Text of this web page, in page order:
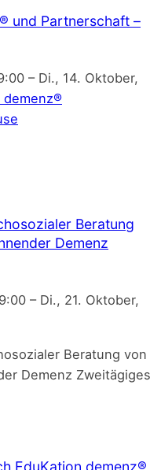
und Partnerschaft –
– Di., 14. Oktober,
demenz®
Beratung
Demenz
– Di., 21. Oktober,
Beratung von
Demenz Zweitägiges
EduKation demenz®